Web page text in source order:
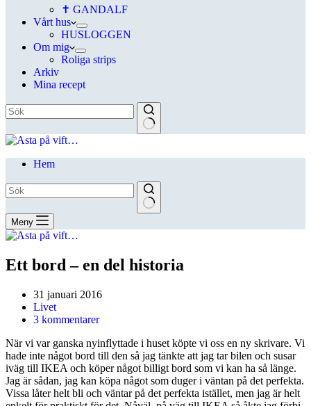
✝ GANDALF
Vårt hus
HUSLOGGEN
Om mig
Roliga strips
Arkiv
Mina recept
Hem
Meny
Ett bord – en del historia
31 januari 2016
Livet
3 kommentarer
När vi var ganska nyinflyttade i huset köpte vi oss en ny skrivare. Vi
hade inte något bord till den så jag tänkte att jag tar bilen och susar
iväg till IKEA och köper något billigt bord som vi kan ha så länge.
Jag är sådan, jag kan köpa något som duger i väntan på det perfekta.
Vissa låter helt bli och väntar på det perfekta istället, men jag är helt